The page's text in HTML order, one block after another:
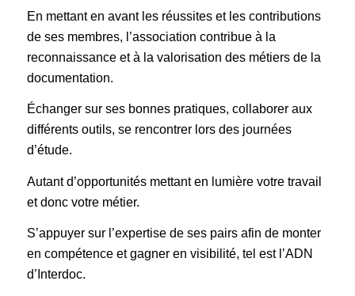
En mettant en avant les réussites et les contributions
de ses membres, l’association contribue à la
reconnaissance et à la valorisation des métiers de la
documentation.
Échanger sur ses bonnes pratiques, collaborer aux
différents outils, se rencontrer lors des journées
d’étude.
Autant d’opportunités mettant en lumière votre travail
et donc votre métier.
S’appuyer sur l’expertise de ses pairs afin de monter
en compétence et gagner en visibilité, tel est l’ADN
d’Interdoc.